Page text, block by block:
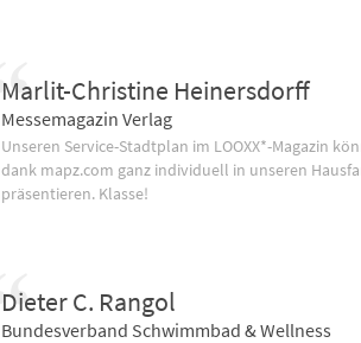
Marlit-Christine Heinersdorff
Messemagazin Verlag
Unseren Service-Stadtplan im LOOXX*-Magazin
dank mapz.com ganz individuell in unseren
präsentieren. Klasse!
Dieter C. Rangol
Bundesverband Schwimmbad & Wellness